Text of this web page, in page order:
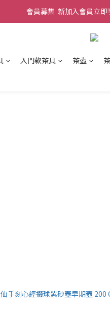
會員募集  新加入會員立
入門款茶具 茶壺